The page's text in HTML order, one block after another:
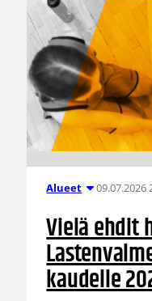
Alueet 09.07.2026
Vielä ehdit
kaudelle